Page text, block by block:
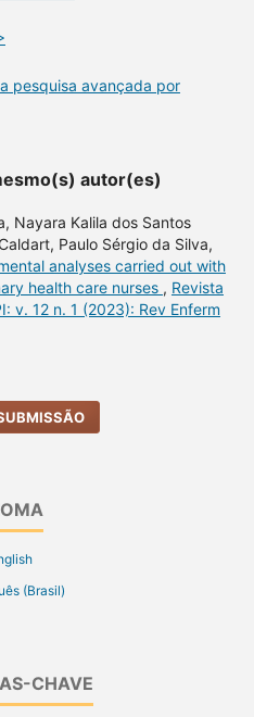
pesquisa avançada por
autor(es)
Nayara Kalila dos Santos
Paulo Sérgio da Silva,
analyses carried out with
health care nurses , Revista
v. 12 n. 1 (2023): Rev Enferm
(Brasil)
CHAVE